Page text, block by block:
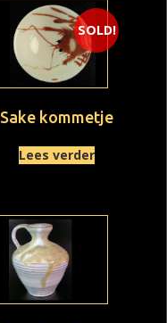
SOLD!
Sake kommetje
Lees verder